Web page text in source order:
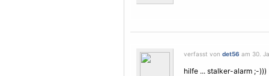
verfasst von det56 am 30.
hilfe ... stalker-alarm ;-)))